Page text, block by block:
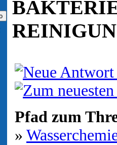
Pfad zum
»